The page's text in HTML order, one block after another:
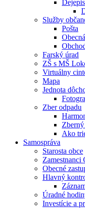
Dejepis
Služby
Pošta
Farský úrad
ZŠ s MŠ
Virtuálny
Mapa
Jednota
Zber odpadu
Ako
Samospráva
Starosta obce
Zamestnanci
Obecné
Hlavný
Úradné
Investície a